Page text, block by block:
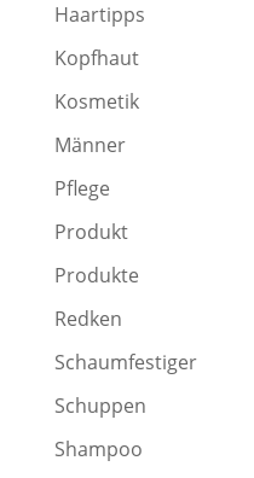
Haartipps
Kopfhaut
Kosmetik
Männer
Pflege
Produkt
Produkte
Redken
Schaumfestiger
Schuppen
Shampoo